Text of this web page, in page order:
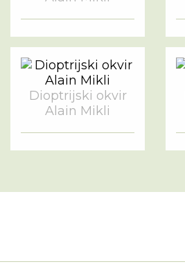
Dioptrijski okvir
Alain Mikli